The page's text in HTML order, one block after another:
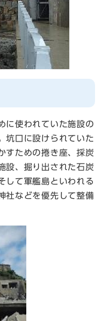
に使われていた施設の
坑口に設けられていた
すための捲き座、採炭
設、掘り出された石炭
して軍艦島といわれる
社などを優先して整備